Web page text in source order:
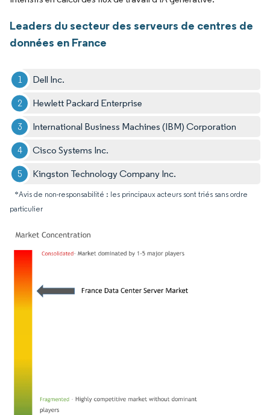
Leaders du secteur des serveurs de centres de
données en France
Dell Inc.
Hewlett Packard Enterprise
International Business Machines (IBM) Corporation
Cisco Systems Inc.
Kingston Technology Company Inc.
*Avis de non-responsabilité : les principaux acteurs sont triés sans ordre
particulier